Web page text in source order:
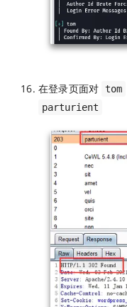
在登录页面对 tom
parturient